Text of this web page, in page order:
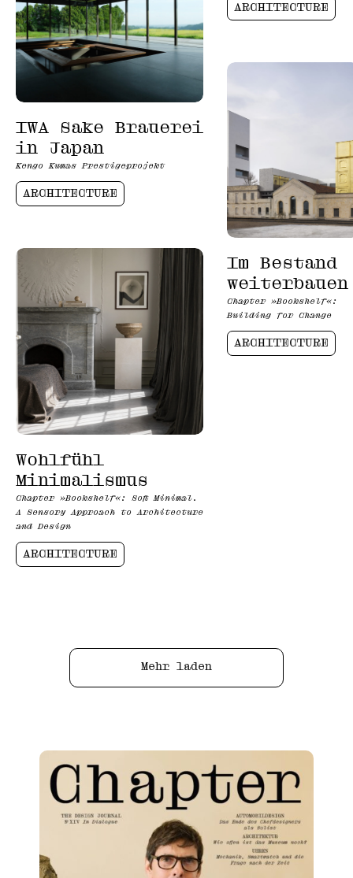
IWA Sake Brauerei
in Japan
Kengo Kumas Prestigeprojekt
ARCHITECTURE
Wohlfühl
Minimalismus
Chapter »Bookshelf«: Soft Minimal.
A Sensory Approach to Architecture
and Design
ARCHITECTURE
ARCHITECTURE
Im Bestand
weiterbauen
Chapter »Bookshelf«:
Building for Change
ARCHITECTURE
Mehr laden